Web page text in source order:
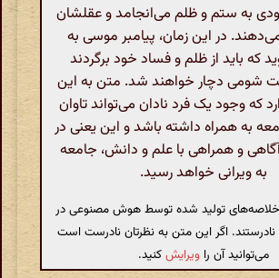
به ستم و ظلم می‌انجامد و عقلشان
در این زمان، پیامبر موسی به
که باید از ظلم و فساد خود برگردند
شومی دچار خواهند شد. متن به این
که وجود یک فرد نادان می‌تواند تاوان
به همراه داشته باشد و این یعنی در
و همراهی با علم و دانش، جامعه
به ویرانی خواهد رسید.
خلاصه‌های تولید شده توسط هوش مصنوعی در
نادرستند. اگر این متن به نظرتان نادرست است
می‌توانید آن را ویرایشکنید.